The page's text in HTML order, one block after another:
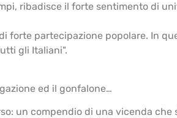
ribadisce il forte sentimento di
forte partecipazione popolare. In
gli Italiani".
ed il gonfalone…
un compendio di una vicenda che